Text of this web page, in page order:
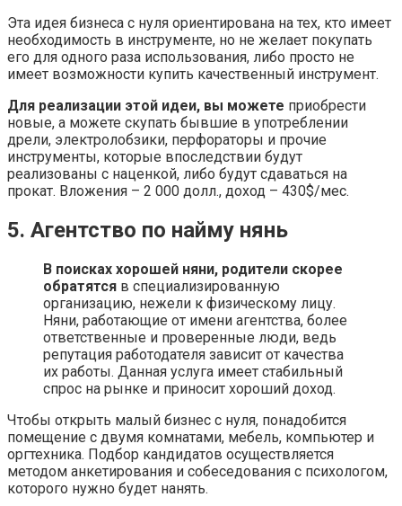
Эта идея бизнеса с нуля ориентирована на тех, кто имеет
необходимость в инструменте, но не желает покупать
его для одного раза использования, либо просто не
имеет возможности купить качественный инструмент.
Для реализации этой идеи, вы можете приобрести
новые, а можете скупать бывшие в употреблении
дрели, электролобзики, перфораторы и прочие
инструменты, которые впоследствии будут
реализованы с наценкой, либо будут сдаваться на
прокат. Вложения – 2 000 долл., доход – 430$/мес.
5. Агентство по найму нянь
В поисках хорошей няни, родители скорее
обратятся в специализированную
организацию, нежели к физическому лицу.
Няни, работающие от имени агентства, более
ответственные и проверенные люди, ведь
репутация работодателя зависит от качества
их работы. Данная услуга имеет стабильный
спрос на рынке и приносит хороший доход.
Чтобы открыть малый бизнес с нуля, понадобится
помещение с двумя комнатами, мебель, компьютер и
оргтехника. Подбор кандидатов осуществляется
методом анкетирования и собеседования с психологом,
которого нужно будет нанять.